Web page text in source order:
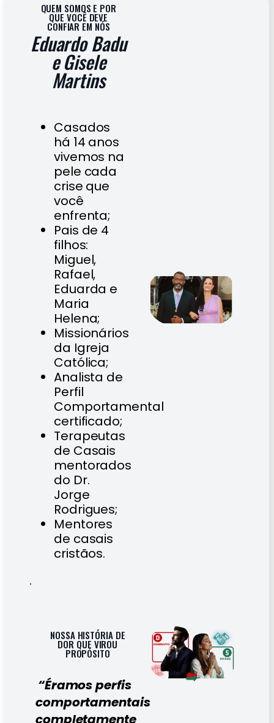
QUEM SOMOS E POR
QUE VOCÊ DEVE
CONFIAR EM NÓS
Eduardo Badu
e Gisele
Martins
Casados
há 14 anos
vivemos na
pele cada
crise que
você
enfrenta;
Pais de 4
filhos:
Miguel,
Rafael,
Eduarda e
Maria
Helena;
Missionários
da Igreja
Católica;
Analista de
Perfil
Comportamental
certificado;
Terapeutas
de Casais
mentorados
do Dr.
Jorge
Rodrigues;
Mentores
de casais
cristãos.
.
NOSSA HISTÓRIA DE
DOR QUE VIROU
PROPÓSITO
“Éramos perfis
comportamentais
completamente